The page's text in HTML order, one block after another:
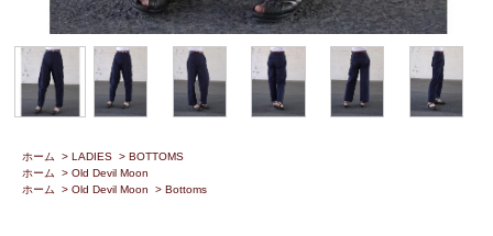
ホーム > LADIES > BOTTOMS
ホーム
> Old Devil Moon
ホーム
> Old Devil Moon > Bottoms